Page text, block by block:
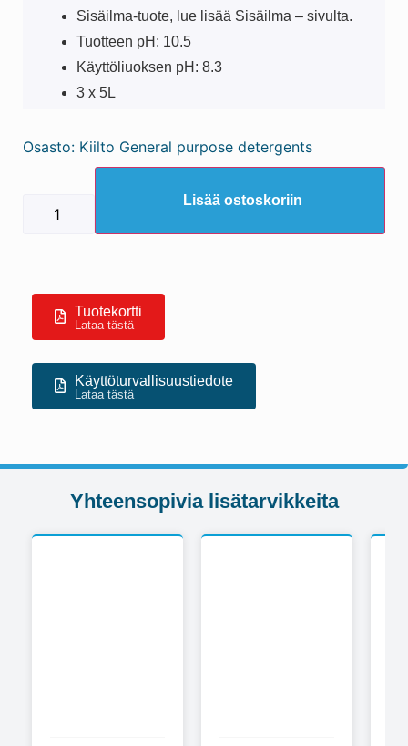
Sisäilma-tuote, lue lisää Sisäilma – sivulta.
Tuotteen pH: 10.5
Käyttöliuoksen pH: 8.3
3 x 5L
Osasto: Kiilto General purpose detergents
Lisää ostoskoriin
Tuotekortti
Lataa tästä
Käyttöturvallisuustiedote
Lataa tästä
Yhteensopivia lisätarvikkeita